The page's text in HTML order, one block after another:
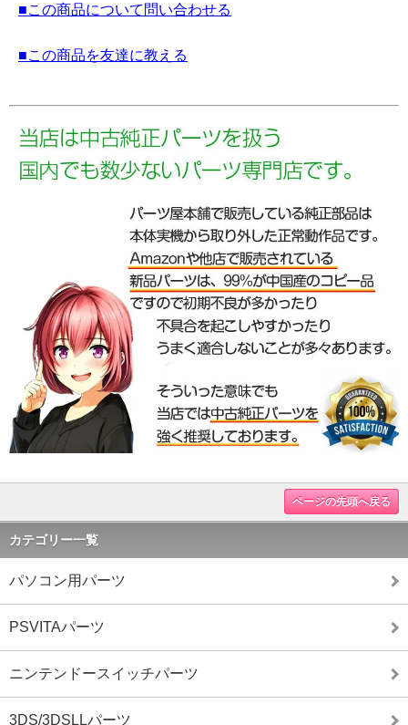
■この商品について問い合わせる
■この商品を友達に教える
ページの先頭へ戻る
カテゴリー一覧
パソコン用パーツ
PSVITAパーツ
ニンテンドースイッチパーツ
3DS/3DSLLパーツ